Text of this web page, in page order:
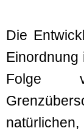
Die
Folge